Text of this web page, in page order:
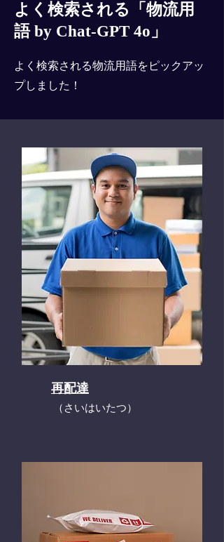
よく検索される「物流用
語 by Chat-GPT 4o」
よく検索される物流用語をピックアッ
プしました！
再配達
​（さいはいたつ）